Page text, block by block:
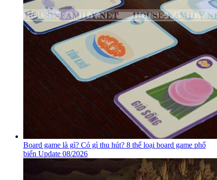
Board game là gì? Có gì thu hút? 8 thể loại board game phổ
biến Update 08/2026